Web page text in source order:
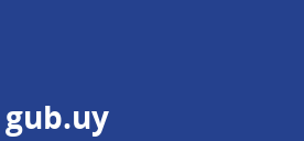
gub.uy